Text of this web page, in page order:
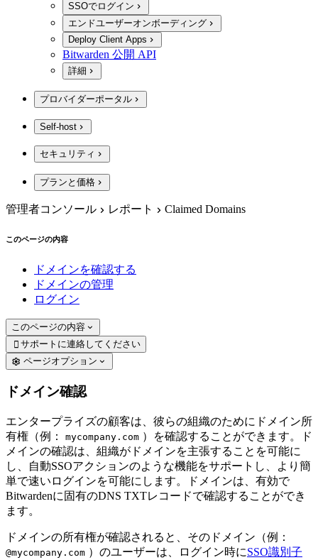
SSOでログイン
エンドユーザーオンボーディング
Deploy Client Apps
Bitwarden 公開 API
詳細
プロバイダーポータル
Self-host
セキュリティ
プランと価格
管理者コンソール レポート Claimed Domains
このページの内容
ドメインを確認する
ドメインの管理
ログイン
このページの内容
 サポートに連絡してください
ページオプション
ドメイン確認
エンタープライズの顧客は、彼らの組織のためにドメイン所
有権（例： mycompany.com ）を確認することができます。ド
メインの確認は、組織がドメインを主張することを可能に
し、自動SSOアクションのような機能をサポートし、より簡
単で速いログインを可能にします。ドメインは、有効で
Bitwardenに固有のDNS TXTレコードで確認することができ
ます。
ドメインの所有権が確認されると、そのドメイン（例：
@mycompany.com ）のユーザーは、ログイン時にSSO識別子